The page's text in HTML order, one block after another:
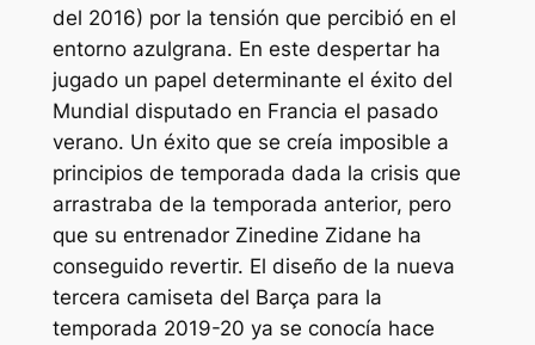
del 2016) por la tensión que percibió en el
entorno azulgrana. En este despertar ha
jugado un papel determinante el éxito del
Mundial disputado en Francia el pasado
verano. Un éxito que se creía imposible a
principios de temporada dada la crisis que
arrastraba de la temporada anterior, pero
que su entrenador Zinedine Zidane ha
conseguido revertir. El diseño de la nueva
tercera camiseta del Barça para la
temporada 2019-20 ya se conocía hace